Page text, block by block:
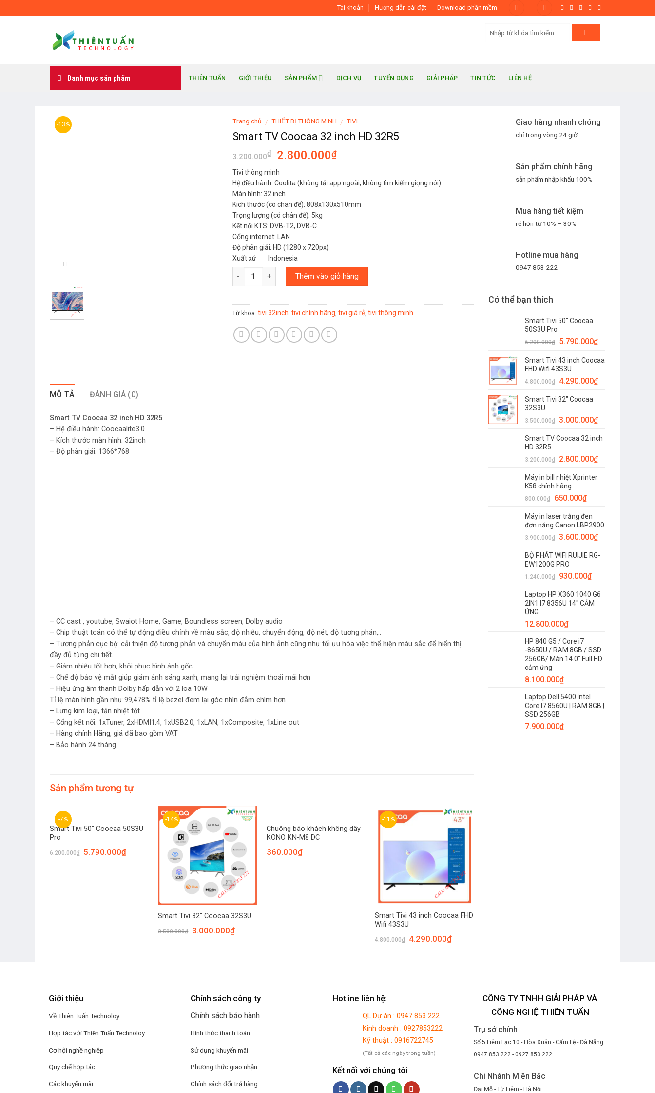
to
Tài khoản Hướng dẫn cài đặt Download phần mềm
Danh mục sản phẩm THIÊN TUẤN GIỚI THIỆU SẢN PHẨM DỊCH VỤ TUYỂN DỤNG GIẢI PHÁP TIN TỨC LIÊN HỆ
-13% Trang chủ / THIẾT BỊ THÔNG MINH / TIVI
Smart TV Coocaa 32 inch HD 32R5
3.200.000₫ 2.800.000₫
Tivi thông minh
Hệ điều hành: Coolita (không tải app ngoài, không tìm kiếm giọng nói)
Màn hình: 32 inch
Kích thước (có chân đế): 808x130x510mm
Trọng lượng (có chân đế): 5kg
Kết nối KTS: DVB-T2, DVB-C
Cổng internet: LAN
Độ phân giải: HD (1280 x 720px)
Xuất xứ Indonesia
Số lượng Thêm vào giỏ hàng
Từ khóa: tivi 32inch tivi chính hãng tivi giá rẻ tivi thông minh
MÔ TẢ ĐÁNH GIÁ (0)
Smart TV Coocaa 32 inch HD 32R5
– Hệ điều hành: Coocaalite3.0
– Kích thước màn hình: 32inch
– Độ phân giải: 1366*768
– CC cast , youtube, Swaiot Home, Game, Boundless screen, Dolby audio
– Chip thuật toán có thể tự động điều chỉnh về màu sắc, độ nhiễu, chuyển động, độ nét, độ tương phản,..
– Tương phản cục bộ: cải thiện độ tương phản và chuyển màu của hình ảnh cũng như tối ưu hóa việc thể hiện màu sắc để hiển thị
đầy đủ từng chi tiết.
– Giảm nhiễu tốt hơn, khôi phục hình ảnh gốc
– Chế độ bảo vệ mắt giúp giảm ánh sáng xanh, mang lại trải nghiệm thoải mái hơn
– Hiệu ứng âm thanh Dolby hấp dẫn với 2 loa 10W
Tỉ lệ màn hình gần như 99,478% tỉ lệ bezel đem lại góc nhìn đắm chìm hơn
– Lưng kim loại, tản nhiệt tốt
– Cổng kết nối: 1xTuner, 2xHDMI1.4, 1xUSB2.0, 1xLAN, 1xComposite, 1xLine out
– Hàng chính Hãng, giá đã bao gồm VAT
– Bảo hành 24 tháng
Sản phẩm tương tự
-7%
Smart Tivi 50″ Coocaa 50S3U
Pro
6.200.000₫ 5.790.000₫
-14%
Smart Tivi 32″ Coocaa 32S3U
3.500.000₫ 3.000.000₫
Chuông báo khách không dây
KONO KN-M8 DC
360.000₫
-11%
Smart Tivi 43 inch Coocaa FHD
Wifi 43S3U
4.800.000₫ 4.290.000₫
Giao hàng nhanh chóng
chỉ trong vòng 24 giờ
Sản phẩm chính hãng
sản phẩm nhập khẩu 100%
Mua hàng tiết kiệm
rẻ hơn từ 10% – 30%
Hotline mua hàng
0947 853 222
Có thể bạn thích
Smart Tivi 50" Coocaa
50S3U Pro
6.200.000₫ 5.790.000₫
Smart Tivi 43 inch Coocaa
FHD Wifi 43S3U
4.800.000₫ 4.290.000₫
Smart Tivi 32" Coocaa
32S3U
3.500.000₫ 3.000.000₫
Smart TV Coocaa 32 inch
HD 32R5
3.200.000₫ 2.800.000₫
Máy in bill nhiệt Xprinter
K58 chính hãng
800.000₫ 650.000₫
Máy in laser trắng đen
đơn năng Canon LBP2900
3.900.000₫ 3.600.000₫
BỘ PHÁT WIFI RUIJIE RG-
EW1200G PRO
1.240.000₫ 930.000₫
Laptop HP X360 1040 G6
2IN1 I7 8356U 14" CẢM
ỨNG
12.800.000₫
HP 840 G5 / Core i7
-8650U / RAM 8GB / SSD
256GB/ Màn 14.0″ Full HD
cảm ứng
8.100.000₫
Laptop Dell 5400 Intel
Core I7 8560U | RAM 8GB |
SSD 256GB
7.900.000₫
Giới thiệu
Về Thiên Tuấn Technoloy
Hợp tác với Thiên Tuấn Technoloy
Cơ hội nghề nghiệp
Quy chế hợp tác
Các khuyến mãi
Chính sách công ty
Chính sách bảo hành
Hình thức thanh toán
Sử dụng khuyến mãi
Phương thức giao nhận
Chính sách đổi trả hàng
Hotline liên hệ:
QL Dự án : 0947 853 222
Kinh doanh : 0927853222
Kỹ thuật : 0916722745
(Tất cả các ngày trong tuần)
Kết nối với chúng tôi
CÔNG TY TNHH GIẢI PHÁP VÀ
CÔNG NGHỆ THIÊN TUẤN
Trụ sở chính
Số 5 Liêm Lạc 10 - Hòa Xuân - Cẩm Lệ - Đà Nẵng.
0947 853 222 - 0927 853 222
Chi Nhánh Miền Bắc
Đại Mỗ - Từ Liêm - Hà Nội